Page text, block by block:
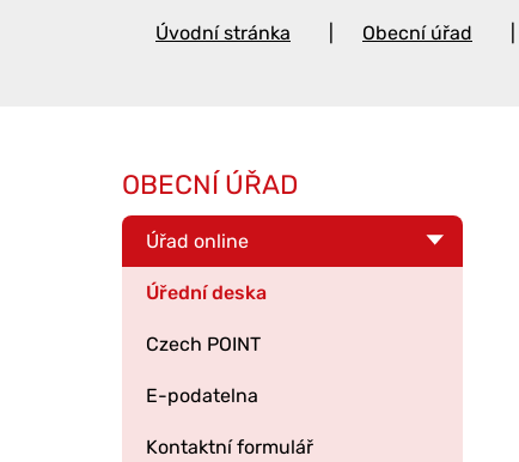
Úvodní stránka Obecní úřad
OBECNÍ ÚŘAD
Úřad online
Úřední deska
Czech POINT
E-podatelna
Kontaktní formulář